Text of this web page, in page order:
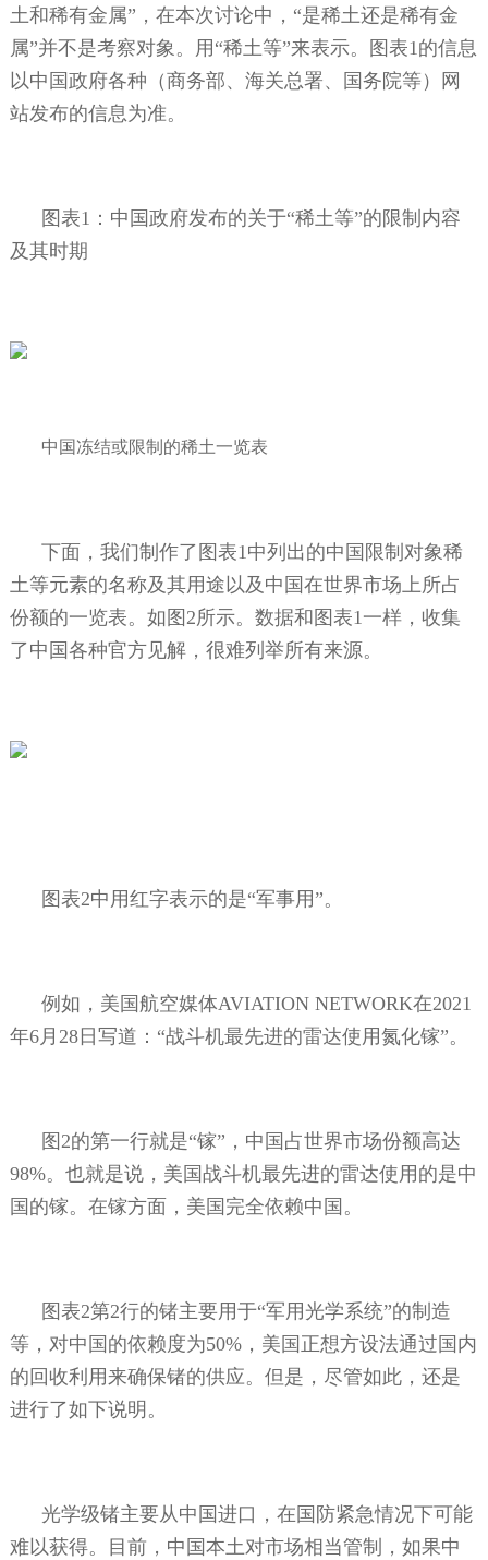
土和稀有金属”，在本次讨论中，“是稀土还是稀有金
属”并不是考察对象。用“稀土等”来表示。图表1 的信息
以中国政府各种（商务部、海关总署、国务院等）网
站发布的信息为准。
图表1 ：中国政府发布的关于“稀土等”的限制内容
及其时期
中国冻结或限制的稀土一览表
下面，我们制作了图表1 中列出的中国限制对象稀
土等元素的名称及其用途以及中国在世界市场上所占
份额的一览表。如图 2所示。数据和图表1 一样，收集
了中国各种官方见解，很难列举所有来源。
图表2中用红字表示的是“军事用”。
例如，美国航空媒体AVIATION NETWORK在2021
年6月 28日写道：“战斗机最先进的雷达使用氮化镓”。
图 2的第一行就是“镓”，中国占世界市场份额高达
98%。也就是说，美国战斗机最先进的雷达使用的是中
国的镓。在镓方面，美国完全依赖中国。
图表2第2行的锗主要用于“军用光学系统”的制造
等，对中国的依赖度为50%，美国正想方设法通过国内
的回收利用来确保锗的供应。但是，尽管如此，还是
进行了如下说明。
光学级锗主要从中国进口，在国防紧急情况下可能
难以获得。目前，中国本土对市场相当管制，如果中